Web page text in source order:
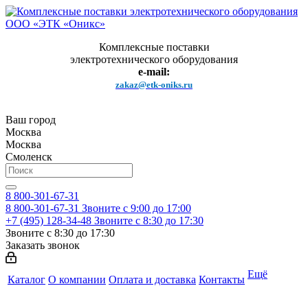
Комплексные поставки
электротехнического оборудования
e-mail:
zakaz@etk-oniks.ru
Ваш город
Москва
Москва
Смоленск
8 800-301-67-31
8 800-301-67-31 Звоните с 9:00 до 17:00
+7 (495) 128-34-48 Звоните с 8:30 до 17:30
Звоните с 8:30 до 17:30
Заказать звонок
Каталог О компании Оплата и доставка Контакты Ещё